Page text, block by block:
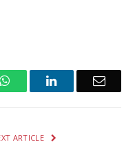
WhatsAppLinkedIn Email
ARTICLE